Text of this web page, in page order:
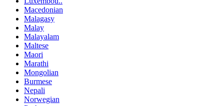
Macedonian
Malagasy
Malay
Malayalam
Maltese
Maori
Marathi
Mongolian
Burmese
Nepali
Norwegian